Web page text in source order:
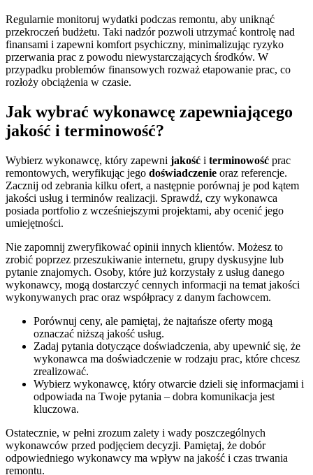
Regularnie monitoruj wydatki podczas remontu, aby uniknąć
przekroczeń budżetu. Taki nadzór pozwoli utrzymać kontrolę nad
finansami i zapewni komfort psychiczny, minimalizując ryzyko
przerwania prac z powodu niewystarczających środków. W
przypadku problemów finansowych rozważ etapowanie prac, co
rozłoży obciążenia w czasie.
Jak wybrać wykonawcę zapewniającego
jakość i terminowość?
Wybierz wykonawcę, który zapewni jakość i terminowość prac
remontowych, weryfikując jego doświadczenie oraz referencje.
Zacznij od zebrania kilku ofert, a następnie porównaj je pod kątem
jakości usług i terminów realizacji. Sprawdź, czy wykonawca
posiada portfolio z wcześniejszymi projektami, aby ocenić jego
umiejętności.
Nie zapomnij zweryfikować opinii innych klientów. Możesz to
zrobić poprzez przeszukiwanie internetu, grupy dyskusyjne lub
pytanie znajomych. Osoby, które już korzystały z usług danego
wykonawcy, mogą dostarczyć cennych informacji na temat jakości
wykonywanych prac oraz współpracy z danym fachowcem.
Porównuj ceny, ale pamiętaj, że najtańsze oferty mogą
oznaczać niższą jakość usług.
Zadaj pytania dotyczące doświadczenia, aby upewnić się, że
wykonawca ma doświadczenie w rodzaju prac, które chcesz
zrealizować.
Wybierz wykonawcę, który otwarcie dzieli się informacjami i
odpowiada na Twoje pytania – dobra komunikacja jest
kluczowa.
Ostatecznie, w pełni zrozum zalety i wady poszczególnych
wykonawców przed podjęciem decyzji. Pamiętaj, że dobór
odpowiedniego wykonawcy ma wpływ na jakość i czas trwania
remontu.